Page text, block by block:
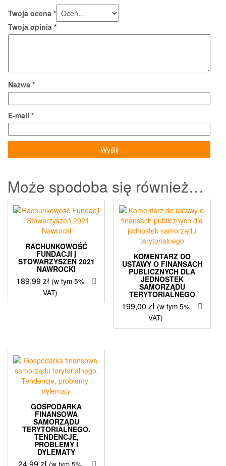
Twoja ocena *
Twoja opinia *
Nazwa *
E-mail *
Może spodoba się również…
RACHUNKOWOŚĆ
FUNDACJI I
STOWARZYSZEŃ 2021
NAWROCKI
189,99zł (w tym 5%
VAT)
KOMENTARZ DO
USTAWY O FINANSACH
PUBLICZNYCH DLA
JEDNOSTEK
SAMORZĄDU
TERYTORIALNEGO
199,00zł (w tym 5%
VAT)
GOSPODARKA
FINANSOWA
SAMORZĄDU
TERYTORIALNEGO.
TENDENCJE,
PROBLEMY I
DYLEMATY
24,99zł (w tym 5%